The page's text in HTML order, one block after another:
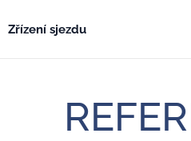
Zřízení sjezdu